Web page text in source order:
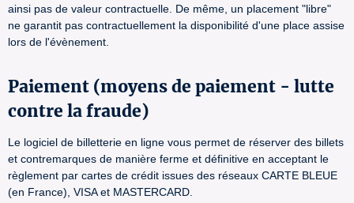
ainsi pas de valeur contractuelle. De même, un placement "libre"
ne garantit pas contractuellement la disponibilité d'une place assise
lors de l'évènement.
Paiement (moyens de paiement - lutte
contre la fraude)
Le logiciel de billetterie en ligne vous permet de réserver des billets
et contremarques de manière ferme et définitive en acceptant le
règlement par cartes de crédit issues des réseaux CARTE BLEUE
(en France), VISA et MASTERCARD.